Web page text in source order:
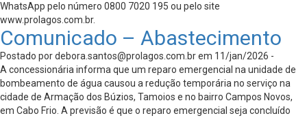
WhatsApp pelo número 0800 7020 195 ou pelo site
www.prolagos.com.br.
Comunicado – Abastecimento
Postado pordebora.santos@prolagos.com.brem 11/jan/2026 -
A concessionária informa que um reparo emergencial na unidade de
bombeamento de água causou a redução temporária no serviço na
cidade de Armação dos Búzios, Tamoios e no bairro Campos Novos,
em Cabo Frio. A previsão é que o reparo emergencial seja concluído